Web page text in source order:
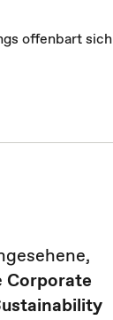
offenbart sich
Corporate